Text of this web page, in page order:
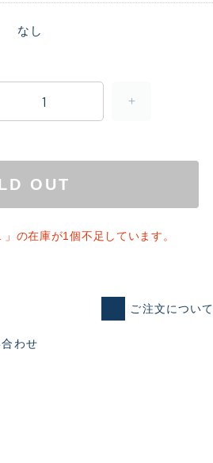
れた未使用
なし
OUT
の在庫が1個不足しています。
ご注文について
わせ